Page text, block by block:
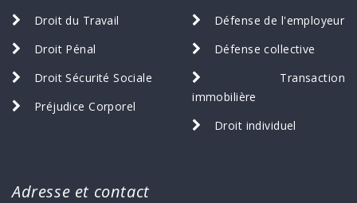
Droit du Travail
Droit Pénal
Droit Sécurité Sociale
Préjudice Corporel
Défense de l'employeur
Défense collective
Transaction
immobilière
Droit individuel
Adresse et contact